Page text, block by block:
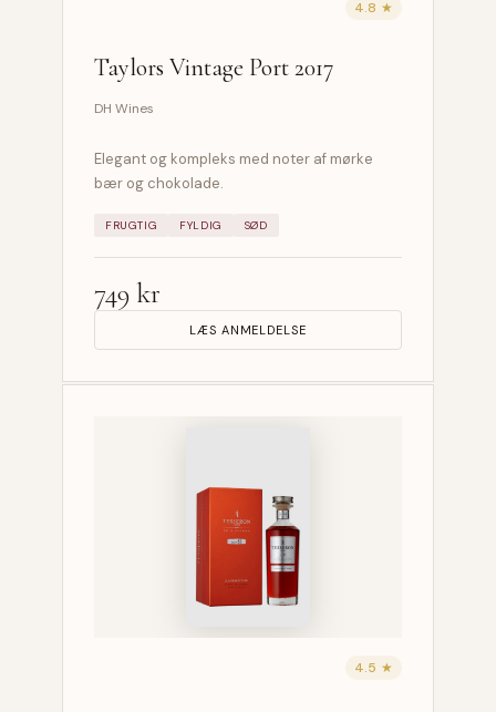
4.8 ★
Taylors Vintage Port 2017
DH Wines
Elegant og kompleks med noter af mørke
bær og chokolade.
FRUGTIG FYLDIG SØD
749 kr
LÆS ANMELDELSE
4.5 ★